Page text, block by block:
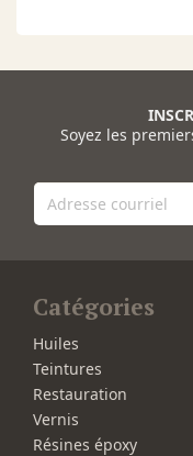
Soyez les
Catégories
Huiles
Teintures
Restauration
Vernis
Résines époxy